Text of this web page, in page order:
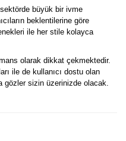
büyük bir ivme
beklentilerine göre
ile her stile kolayca
olarak dikkat çekmektedir.
ile de kullanıcı dostu olan
gözler sizin üzerinizde olacak.